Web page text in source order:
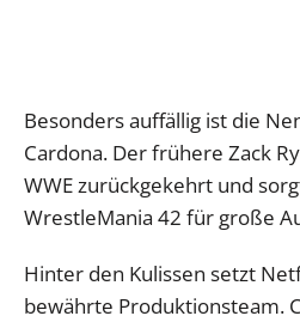
Besonders auffällig ist die
Cardona. Der frühere Zack
WWE zurückgekehrt und
WrestleMania 42 für große
Hinter den Kulissen setzt
bewährte Produktionsteam.